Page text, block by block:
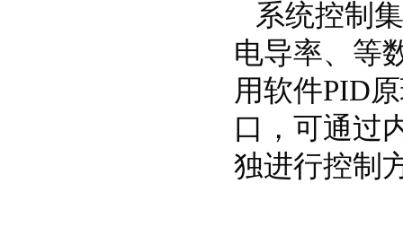
系统控制
电导率、等
用软件PID
口，可通过
独进行控制